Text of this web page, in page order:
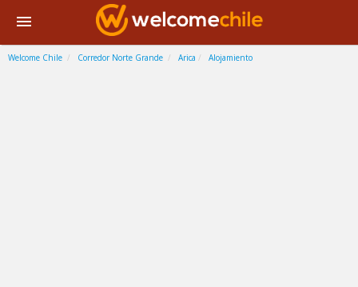
Welcome Chile Corredor Norte Grande Arica Alojamiento